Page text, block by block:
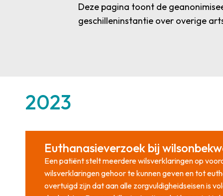
Deze pagina toont de
geschilleninstantie over overige
2023
Euthanasieverzoek bij
Een patiënt stelt meerdere wilsverklaringen op
wilsverklaringen gehoor te kunnen geven en tot
overtuigd zijn dat aan alle zorgvuldigheidseisen is